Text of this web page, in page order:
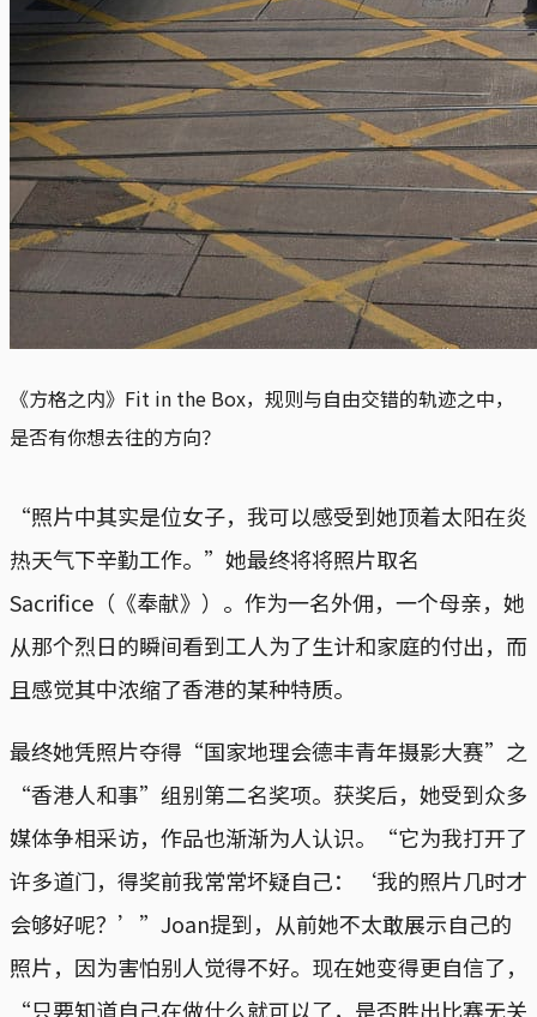
《方格之内》Fit in the Box，规则与自由交错的轨迹之中，
是否有你想去往的方向？
“照片中其实是位女子，我可以感受到她顶着太阳在炎
热天气下辛勤工作。”她最终将将照片取名
Sacrifice（《奉献》）。作为一名外佣，一个母亲，她
从那个烈日的瞬间看到工人为了生计和家庭的付出，而
且感觉其中浓缩了香港的某种特质。
最终她凭照片夺得“国家地理会德丰青年摄影大赛”之
“香港人和事”组别第二名奖项。获奖后，她受到众多
媒体争相采访，作品也渐渐为人认识。“它为我打开了
许多道门，得奖前我常常坏疑自己：‘我的照片几时才
会够好呢？’”Joan提到，从前她不太敢展示自己的
照片，因为害怕别人觉得不好。现在她变得更自信了，
“只要知道自己在做什么就可以了，是否胜出比赛无关